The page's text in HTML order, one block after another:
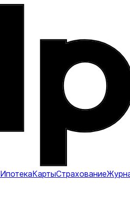
ИпотекаКартыСтрахование